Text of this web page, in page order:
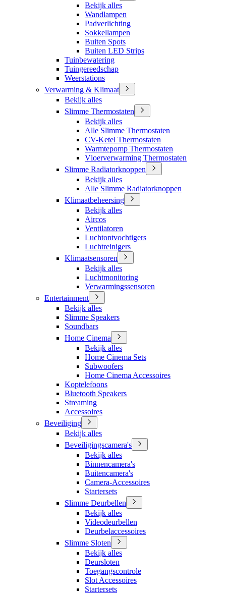
Bekijk alles
Wandlampen
Padverlichting
Sokkellampen
Buiten Spots
Buiten LED Strips
Tuinbewatering
Tuingereedschap
Weerstations
Verwarming & Klimaat
Bekijk alles
Slimme Thermostaten
Bekijk alles
Alle Slimme Thermostaten
CV-Ketel Thermostaten
Warmtepomp Thermostaten
Vloerverwarming Thermostaten
Slimme Radiatorknoppen
Bekijk alles
Alle Slimme Radiatorknoppen
Klimaatbeheersing
Bekijk alles
Aircos
Ventilatoren
Luchtontvochtigers
Luchtreinigers
Klimaatsensoren
Bekijk alles
Luchtmonitoring
Verwarmingssensoren
Entertainment
Bekijk alles
Slimme Speakers
Soundbars
Home Cinema
Bekijk alles
Home Cinema Sets
Subwoofers
Home Cinema Accessoires
Koptelefoons
Bluetooth Speakers
Streaming
Accessoires
Beveiliging
Bekijk alles
Beveiligingscamera's
Bekijk alles
Binnencamera's
Buitencamera's
Camera-Accessoires
Startersets
Slimme Deurbellen
Bekijk alles
Videodeurbellen
Deurbelaccessoires
Slimme Sloten
Bekijk alles
Deursloten
Toegangscontrole
Slot Accessoires
Startersets